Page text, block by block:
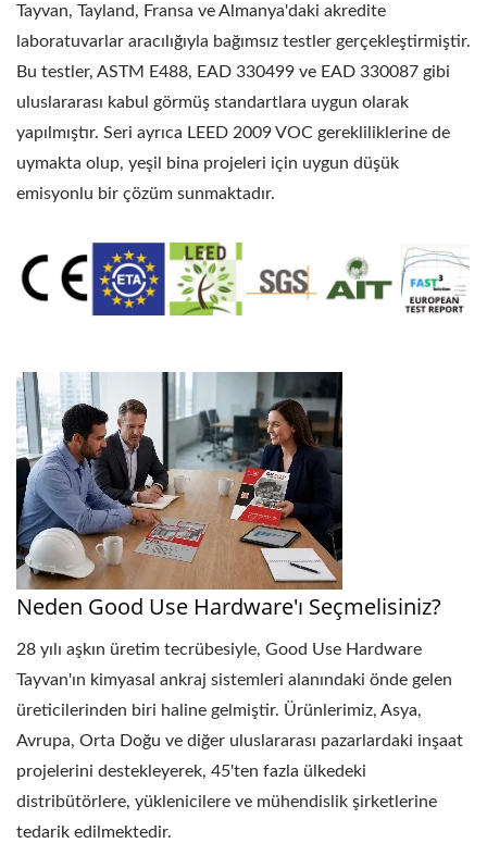
Tayvan, Tayland, Fransa ve Almanya'daki akredite
laboratuvarlar aracılığıyla bağımsız testler gerçekleştirmiştir.
Bu testler, ASTM E488, EAD 330499 ve EAD 330087 gibi
uluslararası kabul görmüş standartlara uygun olarak
yapılmıştır. Seri ayrıca LEED 2009 VOC gerekliliklerine de
uymakta olup, yeşil bina projeleri için uygun düşük
emisyonlu bir çözüm sunmaktadır.
Neden Good Use Hardware'ı Seçmelisiniz?
28 yılı aşkın üretim tecrübesiyle, Good Use Hardware
Tayvan'ın kimyasal ankraj sistemleri alanındaki önde gelen
üreticilerinden biri haline gelmiştir. Ürünlerimiz, Asya,
Avrupa, Orta Doğu ve diğer uluslararası pazarlardaki inşaat
projelerini destekleyerek, 45'ten fazla ülkedeki
distribütörlere, yüklenicilere ve mühendislik şirketlerine
tedarik edilmektedir.